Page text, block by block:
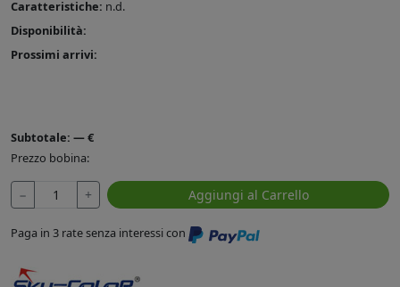
Caratteristiche: n.d.
Disponibilità:
Prossimi arrivi:
Subtotale: —€
Prezzo bobina:
− + Aggiungi al Carrello
Paga in 3 rate senza interessi con